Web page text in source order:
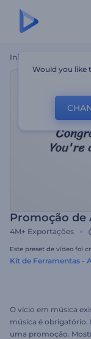
Início
Promoção de
4M+ Exportações
Este preset de vídeo foi
Kit de Ferramentas -
O vício em música
música é obrigatório.
uma promoção.
Would you like